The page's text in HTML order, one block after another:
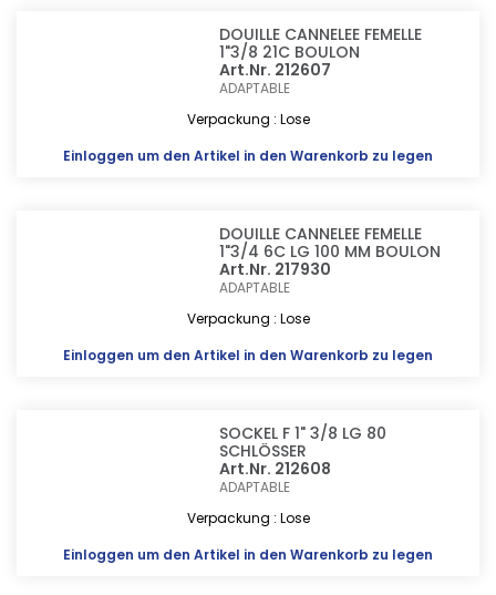
DOUILLE CANNELEE FEMELLE
1"3/8 21C BOULON
Art.Nr. 212607
ADAPTABLE
Verpackung : Lose
Einloggen um den Artikel in den Warenkorb zu legen
DOUILLE CANNELEE FEMELLE
1"3/4 6C LG 100 MM BOULON
Art.Nr. 217930
ADAPTABLE
Verpackung : Lose
Einloggen um den Artikel in den Warenkorb zu legen
SOCKEL F 1" 3/8 LG 80
SCHLÖSSER
Art.Nr. 212608
ADAPTABLE
Verpackung : Lose
Einloggen um den Artikel in den Warenkorb zu legen